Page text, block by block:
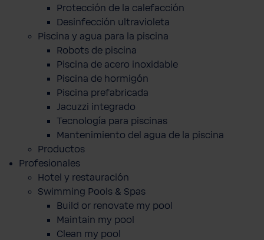
Protección de la calefacción
Desinfección ultravioleta
Piscina y agua para la piscina
Robots de piscina
Piscina de acero inoxidable
Piscina de hormigón
Piscina prefabricada
Jacuzzi integrado
Tecnología para piscinas
Mantenimiento del agua de la piscina
Productos
Profesionales
Hotel y restauración
Swimming Pools & Spas
Build or renovate my pool
Maintain my pool
Clean my pool